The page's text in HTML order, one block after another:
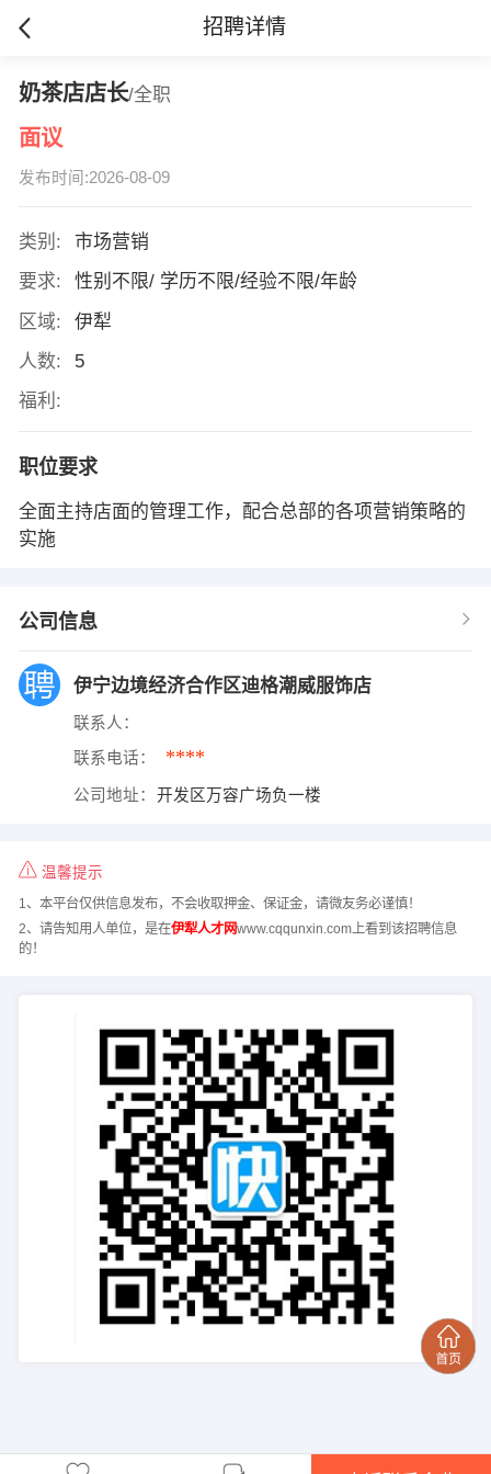
招聘详情
奶茶店店长/全职
面议
发布时间:2026-08-09
类别:
市场营销
要求:
性别不限/ 学历不限/经验不限/年龄
区域:
伊犁
人数:
5
福利:
职位要求
全面主持店面的管理工作，配合总部的各项营销策略的
实施
公司信息
伊宁边境经济合作区迪格潮威服饰店
联系人：
联系电话： ****
公司地址： 开发区万容广场负一楼
温馨提示
1、本平台仅供信息发布，不会收取押金、保证金，请微友务必谨慎！
2、请告知用人单位，是在伊犁人才网www.cqqunxin.com上看到该招聘信息
的！